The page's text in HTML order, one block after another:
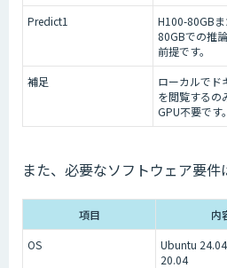
Predict1
H100-80GB
80GBでの推
前提です。
補足
ローカルでド
を閲覧するの
GPU不要です。
また、必要なソフトウェア要件
項目
内
OS
Ubuntu
20.04